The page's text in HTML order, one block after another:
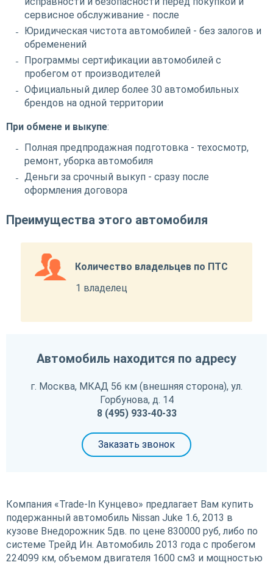
сервисное обслуживание - после
Юридическая чистота автомобилей - без залогов и
обременений
Программы сертификации автомобилей с
пробегом от производителей
Официальный дилер более 30 автомобильных
брендов на одной территории
При обмене и выкупе:
Полная предпродажная подготовка - техосмотр,
ремонт, уборка автомобиля
Деньги за срочный выкуп - сразу после
оформления договора
Преимущества этого автомобиля
Количество владельцев по ПТС
1 владелец
Автомобиль находится по адресу
г. Москва, МКАД 56 км (внешняя сторона), ул.
Горбунова, д. 14
8 (495) 933-40-33
Заказать звонок
Компания «Trade-In Кунцево» предлагает Вам купить
подержанный автомобиль Nissan Juke 1.6, 2013 в
кузове Внедорожник 5дв. по цене 830000 руб, либо по
системе Трейд Ин. Автомобиль 2013 года с пробегом
224099 км, объемом двигателя 1600 см3 и мощностью